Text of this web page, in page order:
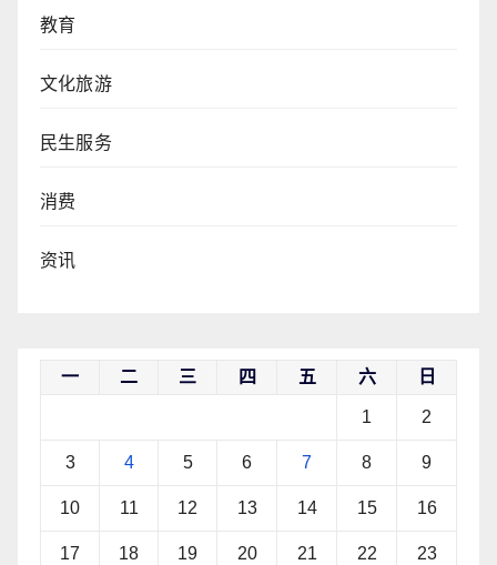
教育
文化旅游
民生服务
消费
资讯
一 二 三 四 五 六 日
1 2
3 4 5 6 7 8 9
10 11 12 13 14 15 16
17 18 19 20 21 22 23